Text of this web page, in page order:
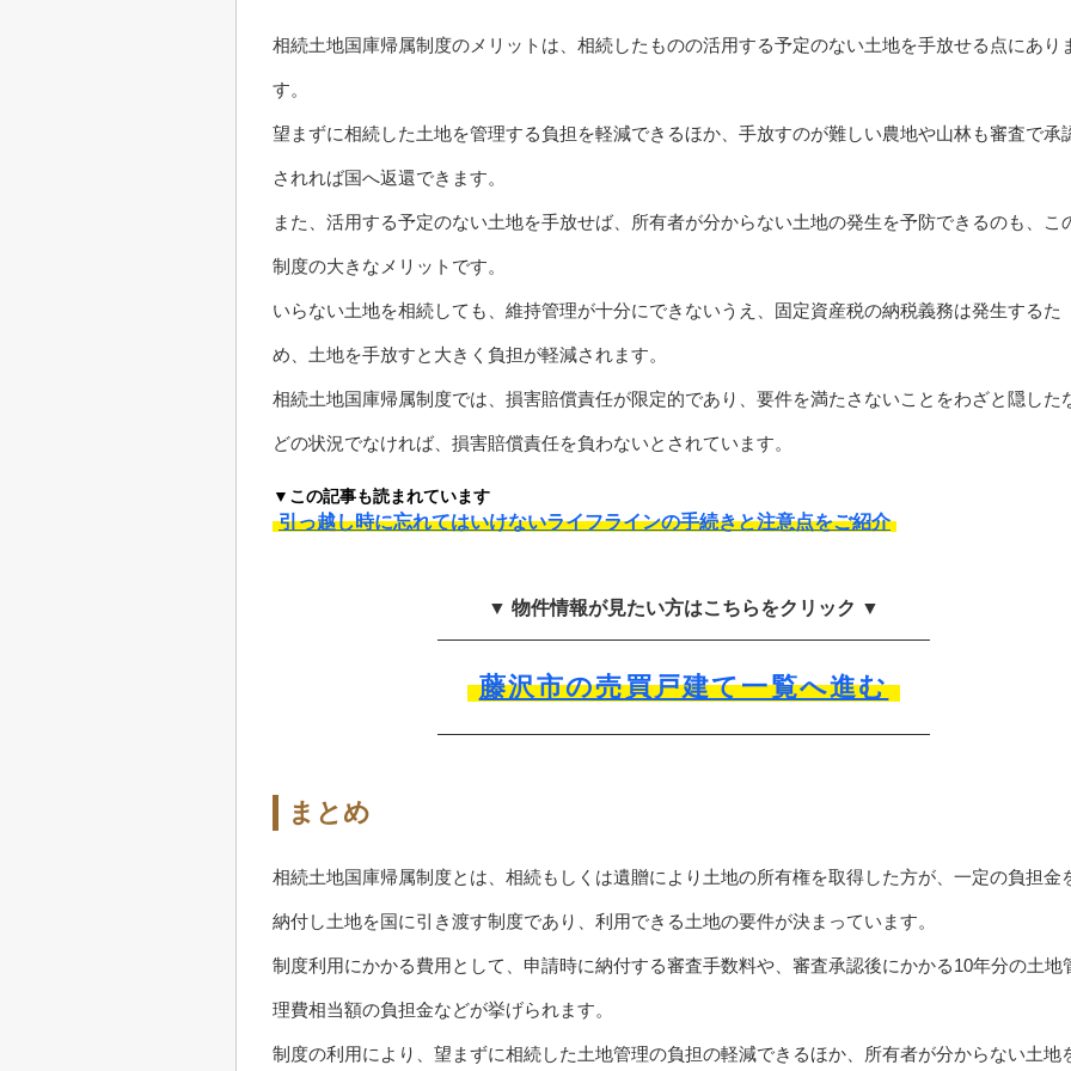
相続土地国庫帰属制度のメリットは、相続したものの活用する予定のない土地を手放せる点にあり
す。
望まずに相続した土地を管理する負担を軽減できるほか、手放すのが難しい農地や山林も審査で承
されれば国へ返還できます。
また、活用する予定のない土地を手放せば、所有者が分からない土地の発生を予防できるのも、こ
制度の大きなメリットです。
いらない土地を相続しても、維持管理が十分にできないうえ、固定資産税の納税義務は発生するた
め、土地を手放すと大きく負担が軽減されます。
相続土地国庫帰属制度では、損害賠償責任が限定的であり、要件を満たさないことをわざと隠した
どの状況でなければ、損害賠償責任を負わないとされています。
▼この記事も読まれています
引っ越し時に忘れてはいけないライフラインの手続きと注意点をご紹介
▼ 物件情報が見たい方はこちらをクリック ▼
藤沢市の売買戸建て一覧へ進む
まとめ
相続土地国庫帰属制度とは、相続もしくは遺贈により土地の所有権を取得した方が、一定の負担金
納付し土地を国に引き渡す制度であり、利用できる土地の要件が決まっています。
制度利用にかかる費用として、申請時に納付する審査手数料や、審査承認後にかかる10年分の土地
理費相当額の負担金などが挙げられます。
制度の利用により、望まずに相続した土地管理の負担の軽減できるほか、所有者が分からない土地